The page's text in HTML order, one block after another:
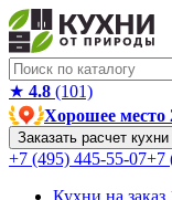
★ 4.8 (101)
Хорошее место
Заказать расчет кухни
+7 (495) 445-55-07+7